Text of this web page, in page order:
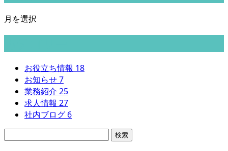
月を選択
お役立ち情報 18
お知らせ7
業務紹介 25
求人情報 27
社内ブログ 6